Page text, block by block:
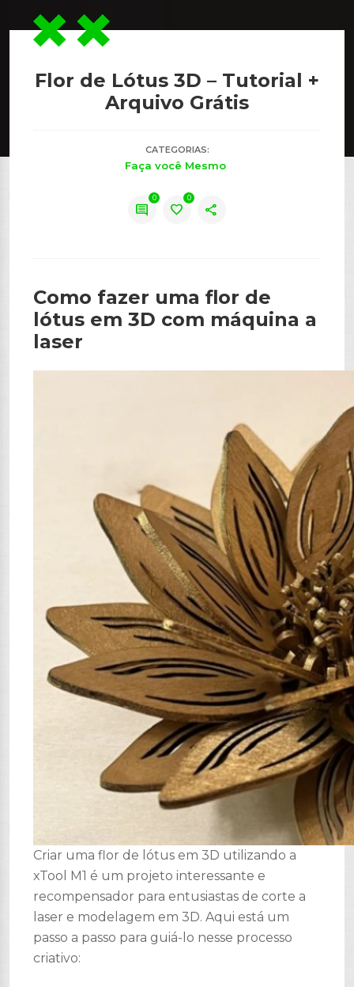
Flor de Lótus 3D – Tutorial +
Arquivo Grátis
CATEGORIAS:
Faça você Mesmo
comment
0
favorite
0
share
Como fazer uma flor de
lótus em 3D com máquina a
laser
Criar uma flor de lótus em 3D utilizando a
xTool M1 é um projeto interessante e
recompensador para entusiastas de corte a
laser e modelagem em 3D. Aqui está um
passo a passo para guiá-lo nesse processo
criativo: